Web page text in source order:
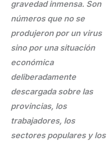
gravedad inmensa. Son
números que no se
produjeron por un virus
sino por una situación
económica
deliberadamente
descargada sobre las
provincias, los
trabajadores, los
sectores populares y los